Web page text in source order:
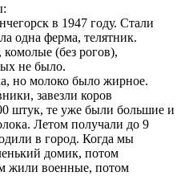
в 1947 году. Стали
одна ферма, телятник.
(без рогов),
не было.
но молоко было жирное.
завезли коров
штук, те уже были большие и
Летом получали до 9
в город. Когда мы
домик, потом
жили военные, потом